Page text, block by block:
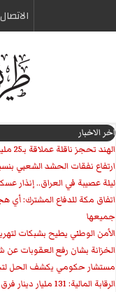
اخر الاخبار
الهند تحجز ناقلة عملاقة بـ25 مليون دولار لشراء النفط العراقي
ارتفاع نفقات الحشد الشعبي بنسبة 72% خلال ست
ليلة عصيبة في العراق.. إنذار
‏اتفاق مكة للدفاع المشترك:
جميعها
الأمن الوطني يطيح بشبكات
الخزانة بشان رفع العقوبات عن
مستشار حكومي يكشف الحل
الرقابة المالية: 131 مليار دينار فرق في حسابات الكهرباء مع الجانب الإيراني